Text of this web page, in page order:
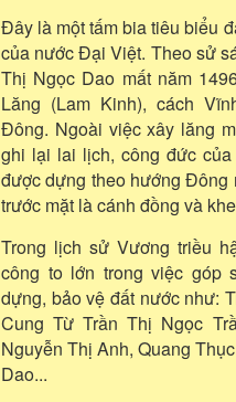
Đây là một tấm bia tiêu biểu
của nước Đại Việt. Theo sử
Thị Ngọc Dao mất năm
Lăng (Lam Kinh), cách
Đông. Ngoài việc xây lăng
ghi lại lai lịch, công đức
được dựng theo hướng Đông
trước mặt là cánh đồng và
Trong lịch sử Vương triều
công to lớn trong việc góp
dựng, bảo vệ đất nước như:
Cung Từ Trần Thị Ngọc
Nguyễn Thị Anh, Quang
Dao...